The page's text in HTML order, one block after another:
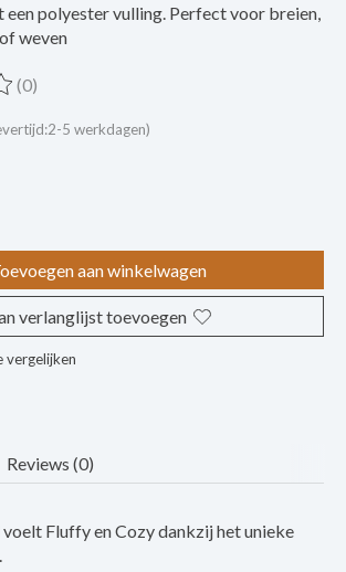
een polyester vulling. Perfect voor breien,
weven
dit product is
(0)
5 werkdagen)
aan winkelwagen
verlanglijst toevoegen
vergelijken
Reviews (0)
Fluffy en Cozy dankzij het unieke